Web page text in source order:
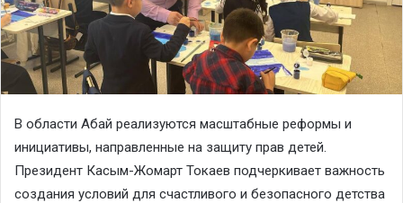
В области Абай реализуются масштабные реформы и
инициативы, направленные на защиту прав детей.
Президент Касым-Жомарт Токаев подчеркивает важность
создания условий для счастливого и безопасного детства